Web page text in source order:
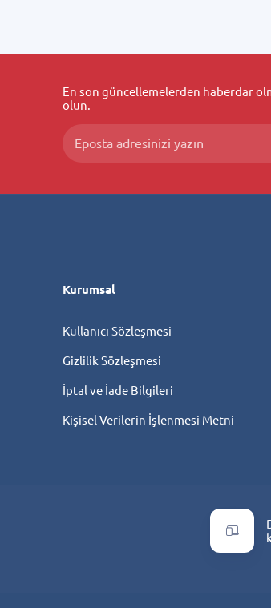
En son güncellemelerden haberdar
olun.
Kurumsal
Kullanıcı Sözleşmesi
Gizlilik Sözleşmesi
İptal ve İade Bilgileri
Kişisel Verilerin İşlenmesi Metni